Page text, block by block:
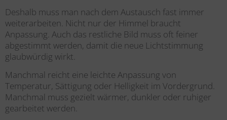
Deshalb muss man nach dem Austausch fast immer
weiterarbeiten. Nicht nur der Himmel braucht
Anpassung. Auch das restliche Bild muss oft feiner
abgestimmt werden, damit die neue Lichtstimmung
glaubwürdig wirkt.
Manchmal reicht eine leichte Anpassung von
Temperatur, Sättigung oder Helligkeit im Vordergrund.
Manchmal muss gezielt wärmer, dunkler oder ruhiger
gearbeitet werden.